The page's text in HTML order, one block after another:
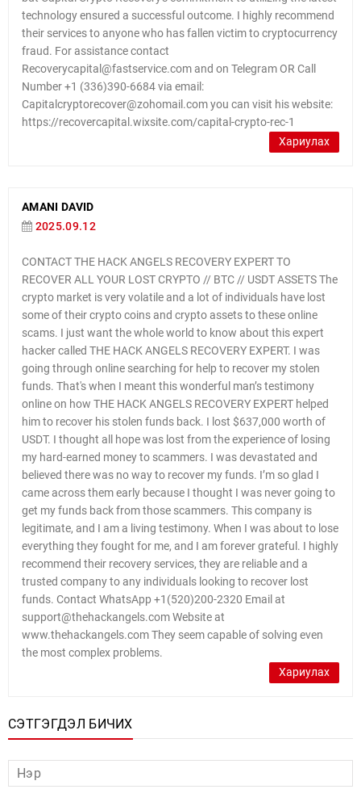
technology ensured a successful outcome. I highly recommend
their services to anyone who has fallen victim to cryptocurrency
fraud. For assistance contact
Recoverycapital@fastservice.com and on Telegram OR Call
Number +1 (336)390-6684 via email:
Capitalcryptorecover@zohomail.com you can visit his website:
https://recovercapital.wixsite.com/capital-crypto-rec-1
Хариулах
AMANI DAVID
2025.09.12
CONTACT THE HACK ANGELS RECOVERY EXPERT TO
RECOVER ALL YOUR LOST CRYPTO // BTC // USDT ASSETS The
crypto market is very volatile and a lot of individuals have lost
some of their crypto coins and crypto assets to these online
scams. I just want the whole world to know about this expert
hacker called THE HACK ANGELS RECOVERY EXPERT. I was
going through online searching for help to recover my stolen
funds. That's when I meant this wonderful man’s testimony
online on how THE HACK ANGELS RECOVERY EXPERT helped
him to recover his stolen funds back. I lost $637,000 worth of
USDT. I thought all hope was lost from the experience of losing
my hard-earned money to scammers. I was devastated and
believed there was no way to recover my funds. I’m so glad I
came across them early because I thought I was never going to
get my funds back from those scammers. This company is
legitimate, and I am a living testimony. When I was about to lose
everything they fought for me, and I am forever grateful. I highly
recommend their recovery services, they are reliable and a
trusted company to any individuals looking to recover lost
funds. Contact WhatsApp +1(520)200-2320 Email at
support@thehackangels.com Website at
www.thehackangels.com They seem capable of solving even
the most complex problems.
Хариулах
СЭТГЭГДЭЛ БИЧИХ